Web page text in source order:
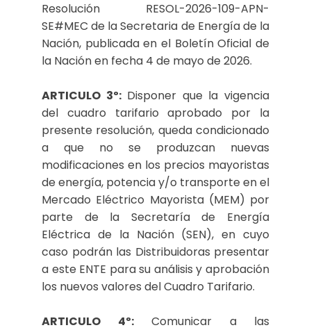
Resolución RESOL-2026-109-APN-
SE#MEC de la Secretaria de Energía de la
Nación, publicada en el Boletín Oficial de
la Nación en fecha 4 de mayo de 2026.
ARTICULO 3º:Disponer que la vigencia
del cuadro tarifario aprobado por la
presente resolución, queda condicionado
a que no se produzcan nuevas
modificaciones en los precios mayoristas
de energía, potencia y/o transporte en el
Mercado Eléctrico Mayorista (MEM) por
parte de la Secretaría de Energía
Eléctrica de la Nación (SEN), en cuyo
caso podrán las Distribuidoras presentar
a este ENTE para su análisis y aprobación
los nuevos valores del Cuadro Tarifario.
ARTICULO 4º:Comunicar a las